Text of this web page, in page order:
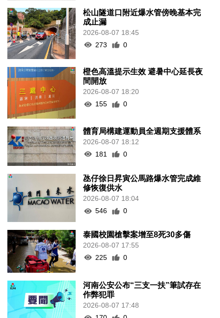
松山隧道口附近爆水管傍晚基本完
成止漏
2026-08-07 18:45
273
0
橙色高溫提示生效 避暑中心延長夜
間開放
2026-08-07 18:20
155
0
體育局構建運動員全週期支援體系
2026-08-07 18:12
181
0
氹仔徐日昇寅公馬路爆水管完成維
修恢復供水
2026-08-07 18:04
546
0
泰國校園槍擊案增至8死30多傷
2026-08-07 17:55
225
0
河南公安公布“三支一扶”筆試存在
作弊犯罪
2026-08-07 17:48